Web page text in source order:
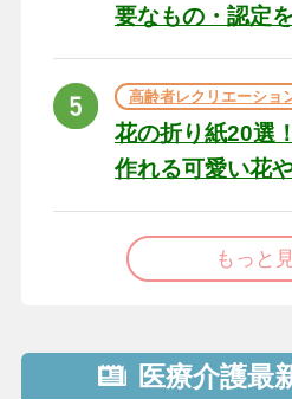
要なもの・認定
高齢者レクリエーショ
花の折り紙20選
作れる可愛い花
もっと
医療介護最